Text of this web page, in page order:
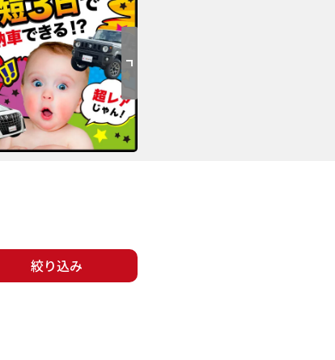
絞り込み